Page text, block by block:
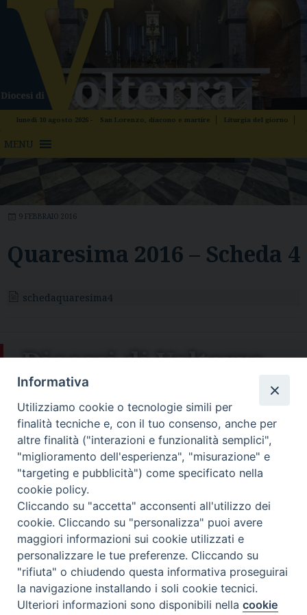
Skip
content
lunedì 10 agosto 2026 - San Lorenzo, diacono e martire Liturgia del giorno
MENU
9 FEBBRAIO 2016
Quaresima 2016 – Scheda 4
schedaquaresima4
Diocesi di Volterra
COPYRIGHT 2022 © DIOCESI DI VOLTERRA -
Informativa
sulla privacy-Note Legali-Cookies Policy
Preferenze Cookie
Informativa
Utilizziamo cookie o tecnologie simili per
finalità tecniche e, con il tuo consenso, anche per
altre finalità ("interazioni e funzionalità semplici",
"miglioramento dell'esperienza", "misurazione" e
"targeting e pubblicità") come specificato nella
cookie policy.
Cliccando su "accetta" acconsenti all'utilizzo dei
cookie. Cliccando su "personalizza" puoi avere
maggiori informazioni sui cookie utilizzati e
personalizzare le tue preferenze. Cliccando su
"rifiuta" o chiudendo questa informativa proseguirai
la navigazione installando i soli cookie tecnici.
Ulteriori informazioni sono disponibili nellacookie